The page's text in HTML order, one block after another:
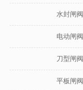
水封闸阀
电动闸阀
刀型闸阀
平板闸阀